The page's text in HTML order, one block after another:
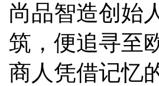
尚品智造创始
筑，便追寻至
商人凭借记忆